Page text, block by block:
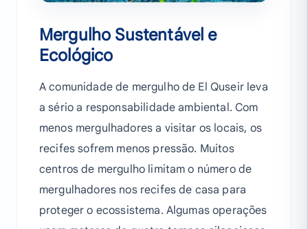
Mergulho Sustentável e
Ecológico
A comunidade de mergulho de El Quseir leva
a sério a responsabilidade ambiental. Com
menos mergulhadores a visitar os locais, os
recifes sofrem menos pressão. Muitos
centros de mergulho limitam o número de
mergulhadores nos recifes de casa para
proteger o ecossistema. Algumas operações